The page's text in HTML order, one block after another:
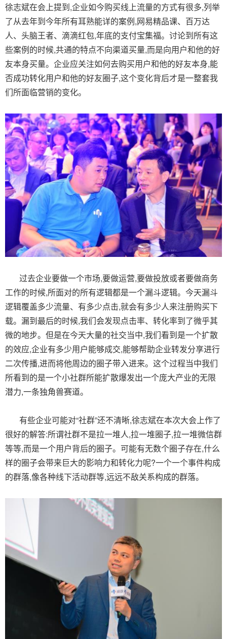
徐志斌在会上提到,企业如今购买线上流量的方式有很多,列举
了从去年到今年所有耳熟能详的案例,网易精品课、百万达
人、头脑王者、滴滴红包,年底的支付宝集福。讨论到所有这
些案例的时候,共通的特点不向渠道买量,而是向用户和他的好
友本身买量。企业应关注如何去购买用户和他的好友本身,能
否成功转化用户和他的好友圈子,这个变化背后才是一整套我
们所面临营销的变化。
过去企业要做一个市场,要做运营,要做投放或者要做商务
工作的时候,所面对的所有逻辑都是一个漏斗逻辑。今天漏斗
逻辑覆盖多少流量、有多少点击,就会有多少人来注册购买下
载。漏到最后的时候,我们会发现点击率、转化率到了微乎其
微的地步。但是在今天大量的社交当中,我们看到是一个扩散
的效应,企业有多少用户能够成交,能够帮助企业转发分享进行
二次传播,进而将他周边的圈子带入进来。这个过程当中我们
所看到的是一个小社群所能扩散爆发出一个庞大产业的无限
潜力,一条独角兽赛道。
有些企业可能对“社群”还不清晰,徐志斌在本次大会上作了
很好的解答:所谓社群不是拉一堆人,拉一堆圈子,拉一堆微信群
等等,而是一个用户背后的圈子。可能有无数个圈子存在,什么
样的圈子会带来巨大的影响力和转化力呢?一个一个事件构成
的群落,像各种线下活动群等,远远不敌关系构成的群落。